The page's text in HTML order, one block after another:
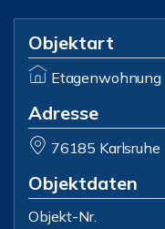
Objektart
Etagenwohnung
Adresse
76185 Karlsruhe
Objektdaten
Objekt-Nr.